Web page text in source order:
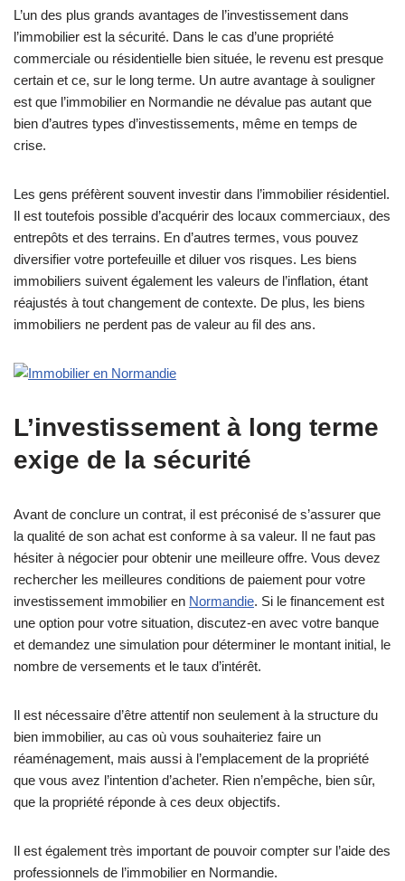
L’un des plus grands avantages de l’investissement dans
l’immobilier est la sécurité. Dans le cas d’une propriété
commerciale ou résidentielle bien située, le revenu est presque
certain et ce, sur le long terme. Un autre avantage à souligner
est que l’immobilier en Normandie ne dévalue pas autant que
bien d’autres types d’investissements, même en temps de
crise.
Les gens préfèrent souvent investir dans l’immobilier résidentiel.
Il est toutefois possible d’acquérir des locaux commerciaux, des
entrepôts et des terrains. En d’autres termes, vous pouvez
diversifier votre portefeuille et diluer vos risques. Les biens
immobiliers suivent également les valeurs de l’inflation, étant
réajustés à tout changement de contexte. De plus, les biens
immobiliers ne perdent pas de valeur au fil des ans.
L’investissement à long terme
exige de la sécurité
Avant de conclure un contrat, il est préconisé de s’assurer que
la qualité de son achat est conforme à sa valeur. Il ne faut pas
hésiter à négocier pour obtenir une meilleure offre. Vous devez
rechercher les meilleures conditions de paiement pour votre
investissement immobilier en Normandie. Si le financement est
une option pour votre situation, discutez-en avec votre banque
et demandez une simulation pour déterminer le montant initial, le
nombre de versements et le taux d’intérêt.
Il est nécessaire d’être attentif non seulement à la structure du
bien immobilier, au cas où vous souhaiteriez faire un
réaménagement, mais aussi à l’emplacement de la propriété
que vous avez l’intention d’acheter. Rien n’empêche, bien sûr,
que la propriété réponde à ces deux objectifs.
Il est également très important de pouvoir compter sur l’aide des
professionnels de l’immobilier en Normandie.